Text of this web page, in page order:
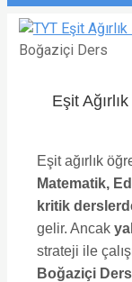
Boğaziçi Ders
Eşit
Eşit ağırlık
Matematik,
kritik
gelir. Ancak
strateji ile
Boğaziçi